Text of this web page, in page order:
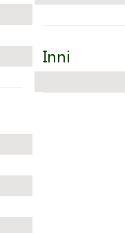
Inni